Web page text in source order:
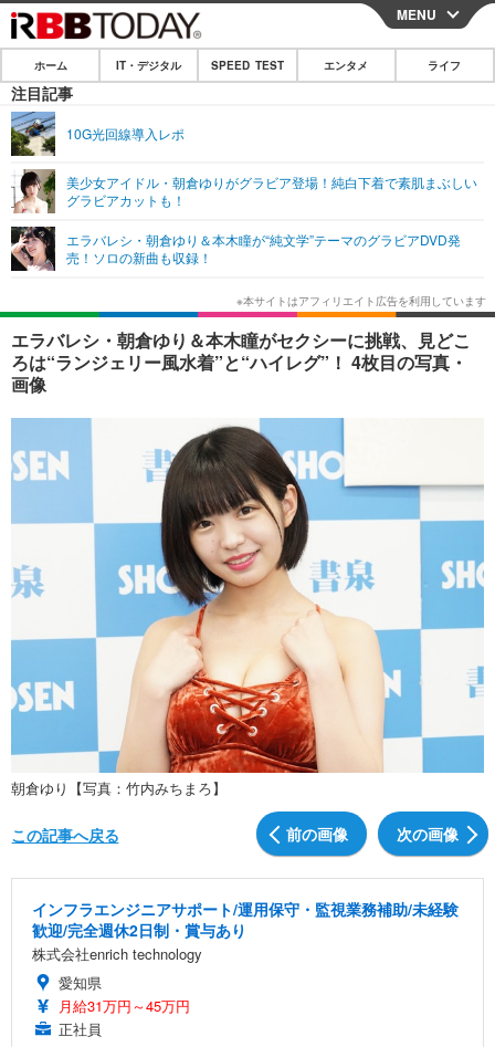
CLOSE
ホーム
IT・デジタル
ネタ
ショッピング その他
SPEED TEST
エンタメ
エンタメTOP
韓国・芸能
音楽 スポーツ
ライフ
ライフTOP グルメ
ペット ショッピング
リリース一覧
プッシュ通知の停止方法
MENU
ホーム IT・デジタル SPEED TEST エンタメ ライフ
注目記事
10G光回線導入レポ
美少女アイドル・朝倉ゆりがグラビア登場！純白下着で素肌まぶしい
グラビアカットも！
エラバレシ・朝倉ゆり＆本木瞳が“純文学”テーマのグラビアDVD発
売！ソロの新曲も収録！
エラバレシ・朝倉ゆり＆本木瞳がセクシーに挑戦、見どこ
ろは“ランジェリー風水着”と“ハイレグ”！ 4枚目の写真・
画像
朝倉ゆり【写真：竹内みちまろ】
前の画像 次の画像
この記事へ戻る
インフラエンジニアサポート/運用保守・監視業務補助/未経験
歓迎/完全週休2日制・賞与あり
株式会社enrich technology
愛知県
月給31万円～45万円
正社員